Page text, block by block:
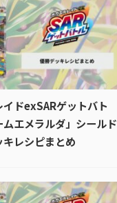
イドexSARゲットバト
ムエメラルダ」シールド
レシピまとめ